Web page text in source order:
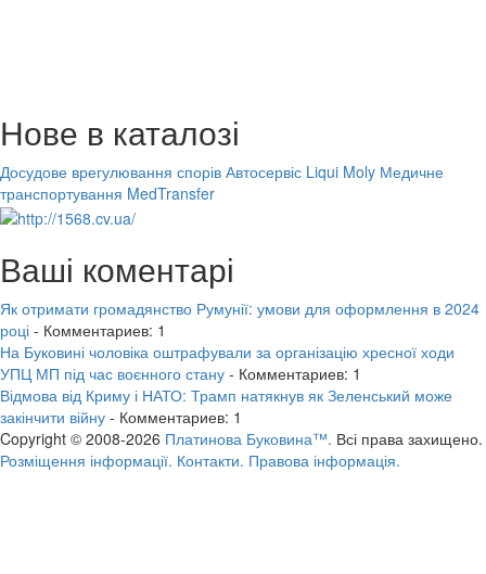
Нове в каталозі
Досудове врегулювання спорів Автосервіс Liqui Moly Медичне
транспортування MedTransfer
Ваші коментарі
Як отримати громадянство Румунії: умови для оформлення в 2024
році - Комментариев: 1
На Буковині чоловіка оштрафували за організацію хресної ходи
УПЦ МП під час воєнного стану - Комментариев: 1
Відмова від Криму і НАТО: Трамп натякнув як Зеленський може
закінчити війну - Комментариев: 1
Copyright © 2008-2026 Платинова Буковина™. Всі права захищено.
Розміщення інформації. Контакти. Правова інформація.